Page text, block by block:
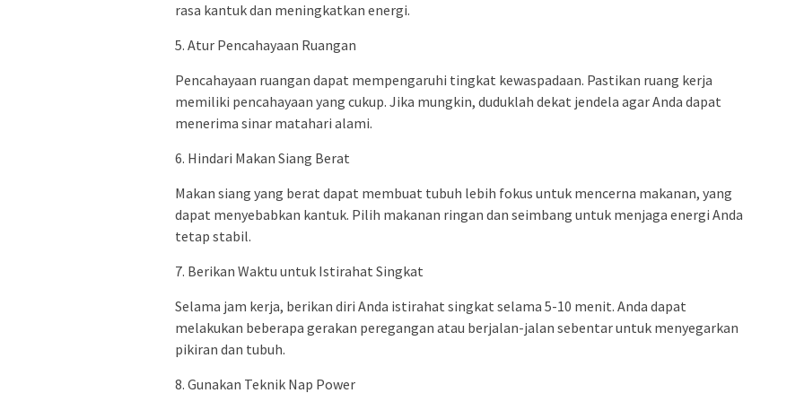
rasa kantuk dan meningkatkan energi.
5. Atur Pencahayaan Ruangan
Pencahayaan ruangan dapat mempengaruhi tingkat kewaspadaan. Pastikan ruang kerja
memiliki pencahayaan yang cukup. Jika mungkin, duduklah dekat jendela agar Anda dapat
menerima sinar matahari alami.
6. Hindari Makan Siang Berat
Makan siang yang berat dapat membuat tubuh lebih fokus untuk mencerna makanan, yang
dapat menyebabkan kantuk. Pilih makanan ringan dan seimbang untuk menjaga energi Anda
tetap stabil.
7. Berikan Waktu untuk Istirahat Singkat
Selama jam kerja, berikan diri Anda istirahat singkat selama 5-10 menit. Anda dapat
melakukan beberapa gerakan peregangan atau berjalan-jalan sebentar untuk menyegarkan
pikiran dan tubuh.
8. Gunakan Teknik Nap Power